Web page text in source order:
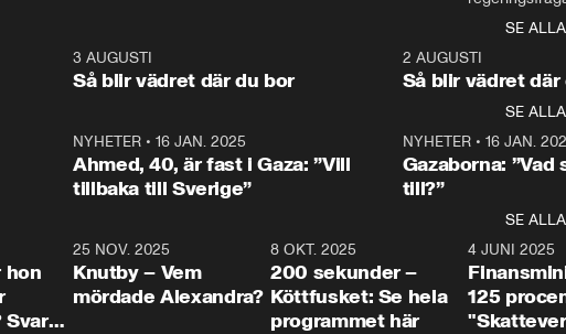
Ska vi
förstås
kommentator My
Rohwedder ställer
utbildnings- och
Mohamsson till svars.
Rohwedder ställer
statsminister Ulf Kristersson
centrum i
avsnittet av
Makten”. Se
Aftonbladets
Rohwedder
Thand Ring
SE ALLA
3 AUGUSTI
Så blir vädret där du bor
2 AUGUSTI
Så blir vädret där
SE ALLA
NYHETER• 16 JAN. 2025
Ahmed, 40, är fast i Gaza: ”Vill
tillbaka till Sverige”
NYHETER• 16 JAN.
Gazaborna:
till?”
SE ALLA
hon
Svar
31:05
25 NOV. 2025
Knutby – Vem
mördade Alexandra?
4:29
8 OKT. 2025
200 sekunder –
Köttfusket: Se hela
programmet här
4 JUNI 2025
125